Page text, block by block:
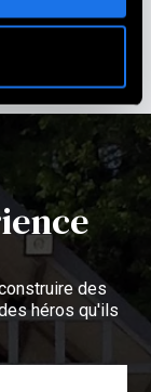
des
héros qu'ils